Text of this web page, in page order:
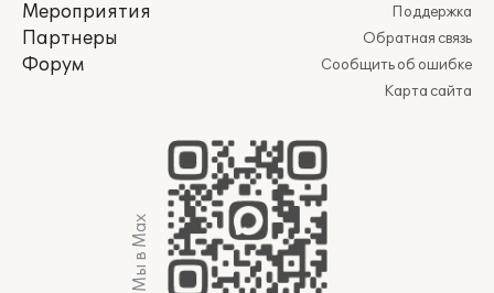
Мероприятия
Партнеры
Форум
Поддержка
Обратная связь
Сообщить об ошибке
Карта сайта
Мы в Max